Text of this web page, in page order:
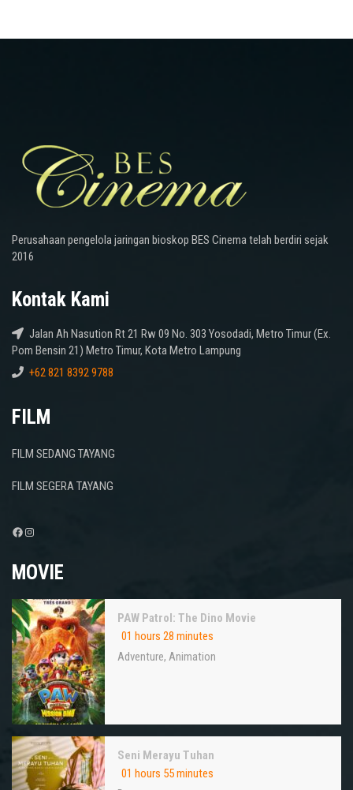
Perusahaan pengelola jaringan bioskop BES Cinema telah berdiri sejak
2016
Kontak Kami
Jalan Ah Nasution Rt 21 Rw 09 No. 303 Yosodadi, Metro Timur (Ex.
Pom Bensin 21) Metro Timur, Kota Metro Lampung
+62 821 8392 9788
FILM
FILM SEDANG TAYANG
FILM SEGERA TAYANG
Facebook
Instagram
MOVIE
PAW Patrol: The Dino Movie
01 hours 28 minutes
Adventure, Animation
Seni Merayu Tuhan
01 hours 55 minutes